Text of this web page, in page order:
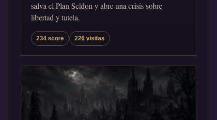
salva el Plan Seldon y abre una crisis sobre
libertad y tutela.
234 score 226 visitas